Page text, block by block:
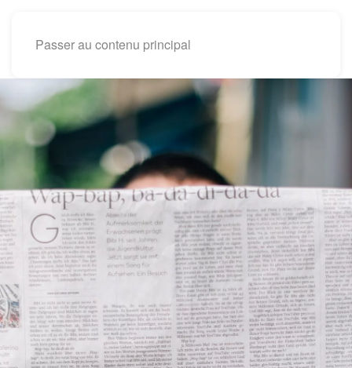
Passer au contenu principal